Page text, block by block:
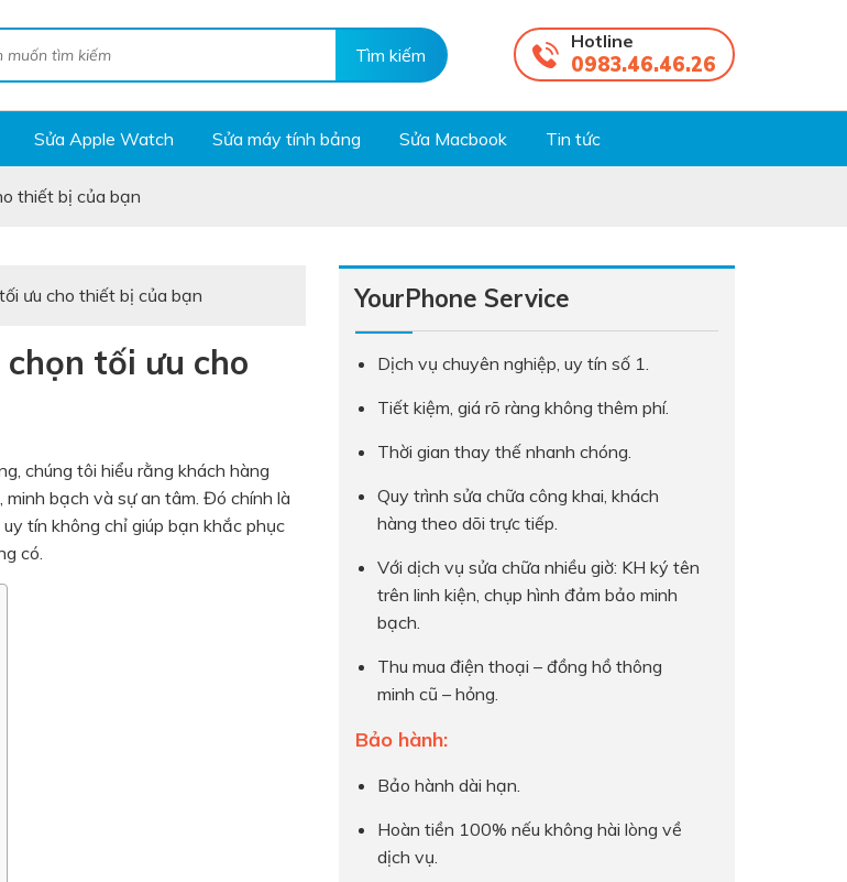
Hotline
0983.46.46.26
Sửa Apple Watch Sửa máy tính bảng Sửa Macbook Tin tức
thiết bị của bạn
ưu cho thiết bị của bạn
tối ưu cho
chúng tôi hiểu rằng khách hàng
bạch và sự an tâm. Đó chính là
uy tín không chỉ giúp bạn khắc phục
có.
YourPhone Service
Dịch vụ chuyên nghiệp, uy tín số 1.
Tiết kiệm, giá rõ ràng không thêm phí.
Thời gian thay thế nhanh chóng.
Quy trình sửa chữa công khai, khách
hàng theo dõi trực tiếp.
Với dịch vụ sửa chữa nhiều giờ: KH ký tên
trên linh kiện, chụp hình đảm bảo minh
bạch.
Thu mua điện thoại – đồng hồ thông
minh cũ – hỏng.
Bảo hành:
Bảo hành dài hạn.
Hoàn tiền 100% nếu không hài lòng về
dịch vụ.